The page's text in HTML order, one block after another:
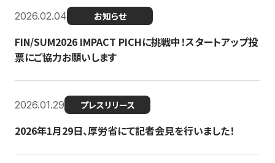
2026.02.04 お知らせ
FIN/SUM2026 IMPACT PICHに挑戦中！スタートアップ投
票にご協力お願いします
2026.01.29 プレスリリース
2026年1月29日、厚労省にて記者会見を行いました！